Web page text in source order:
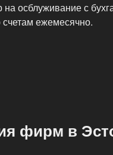
на осблуживание с
счетам ежемесячно.
фирм в